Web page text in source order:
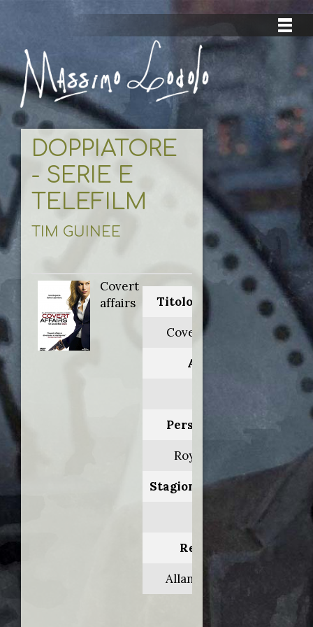
DOPPIATORE
- SERIE E
TELEFILM
TIM GUINEE
Covert
affairs
Titolo originale:
Covert affairs
Anno:
Personaggio:
Roy Gaskin
Stagione.Episodio:
Regia di:
Allan Kroeker